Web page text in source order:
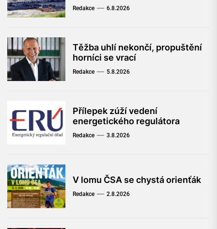
Redakce 6.8.2026
Těžba uhlí nekončí, propuštění
horníci se vrací
Redakce 5.8.2026
Přílepek zúží vedení
energetického regulátora
Redakce 3.8.2026
V lomu ČSA se chystá orienťák
Redakce 2.8.2026